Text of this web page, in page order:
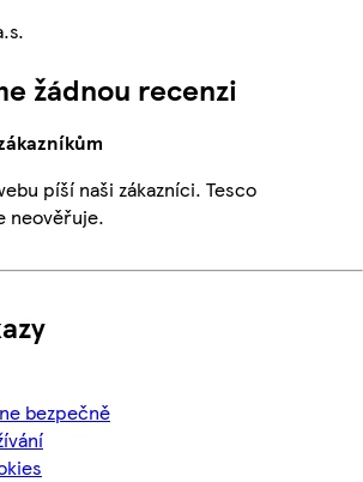
žádnou recenzi
píší naši zákazníci. Tesco
neověřuje.
bezpečně